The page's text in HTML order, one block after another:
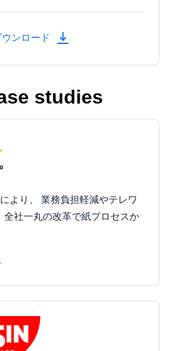
ンロード
studies
より、 業務負担軽減やテレワ
全社一丸の改革で紙プロセスか